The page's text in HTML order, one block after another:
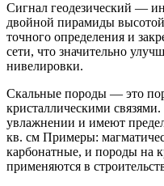
Сигнал геодезический —
двойной пирамиды
точного определения и
сети, что значительно
нивелировки.
Скальные породы — это
кристаллическими
увлажнении и имеют
кв. см Примеры:
карбонатные, и породы на
применяются в